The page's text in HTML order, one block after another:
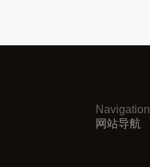
Navigation
网站导航